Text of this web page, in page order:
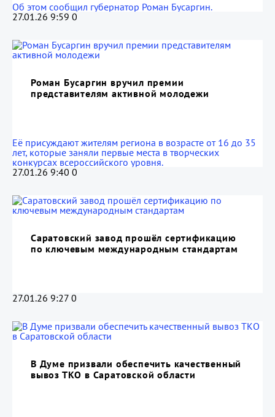
Об этом сообщил губернатор Роман Бусаргин.
27.01.26 9:59 0
Роман Бусаргин вручил премии
представителям активной молодежи
Её присуждают жителям региона в возрасте от 16 до 35
лет, которые заняли первые места в творческих
конкурсах всероссийского уровня.
27.01.26 9:40 0
Саратовский завод прошёл сертификацию
по ключевым международным стандартам
27.01.26 9:27 0
В Думе призвали обеспечить качественный
вывоз ТКО в Саратовской области